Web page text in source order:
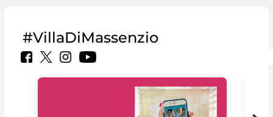
#VillaDiMassenzio